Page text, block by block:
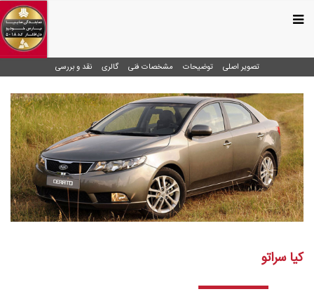
تصویر اصلی توضیحات مشخصات فنی گالری نقد و بررسی
كيا سراتو